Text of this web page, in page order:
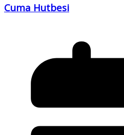
Cuma Hutbesi